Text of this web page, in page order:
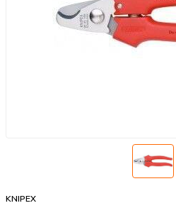
KNIPEX